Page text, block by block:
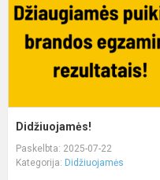
Didžiuojamės!
Paskelbta: 2025-07-22
Kategorija: Didžiuojamės